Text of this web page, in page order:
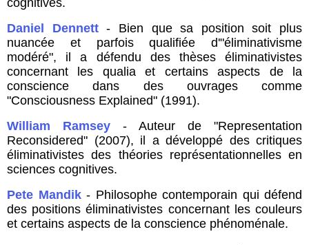
Daniel Dennett- Bien que sa position soit plus
nuancée et parfois qualifiée d'"éliminativisme
modéré", il a défendu des thèses éliminativistes
concernant les qualia et certains aspects de la
conscience dans des ouvrages comme
"Consciousness Explained" (1991).
William Ramsey - Auteur de "Representation
Reconsidered" (2007), il a développé des critiques
éliminativistes des théories représentationnelles en
sciences cognitives.
Pete Mandik- Philosophe contemporain qui défend
des positions éliminativistes concernant les couleurs
et certains aspects de la conscience phénoménale.